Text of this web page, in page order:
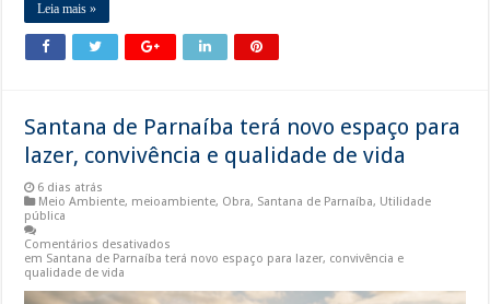
Leia mais »
Santana de Parnaíba terá novo espaço para
lazer, convivência e qualidade de vida
6 dias atrás
Meio Ambiente, meioambiente, Obra, Santana de Parnaíba, Utilidade
pública
Comentários desativados
em Santana de Parnaíba terá novo espaço para lazer, convivência e
qualidade de vida